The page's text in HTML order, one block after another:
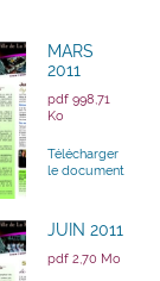
MARS
2011
pdf 998,71
Ko
Télécharger
le document
JUIN 2011
pdf 2,70 Mo